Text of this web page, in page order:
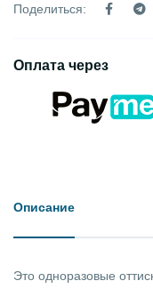
Поделиться:
Оплата через
Описание
Это одноразовые